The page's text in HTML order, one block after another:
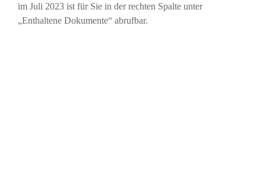
im Juli 2023 ist für Sie in der rechten Spalte unter
„Enthaltene Dokumente“ abrufbar.